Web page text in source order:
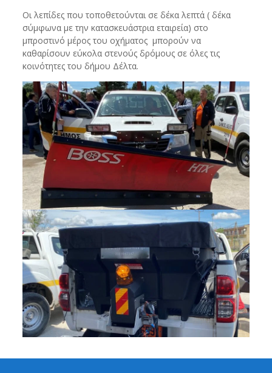
Οι λεπίδες που τοποθετούνται σε δέκα λεπτά ( δέκα
σύμφωνα με την κατασκευάστρια εταιρεία) στο
μπροστινό μέρος του οχήματος μπορούν να
καθαρίσουν εύκολα στενούς δρόμους σε όλες τις
κοινότητες του δήμου Δέλτα.